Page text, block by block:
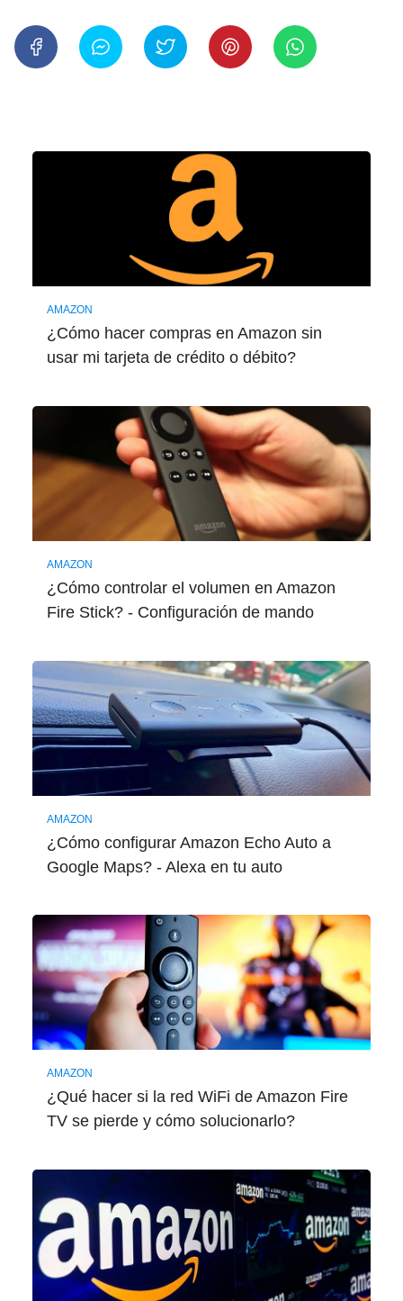
AMAZON
¿Cómo hacer compras en Amazon sin
usar mi tarjeta de crédito o débito?
AMAZON
¿Cómo controlar el volumen en Amazon
Fire Stick? - Configuración de mando
AMAZON
¿Cómo configurar Amazon Echo Auto a
Google Maps? - Alexa en tu auto
AMAZON
¿Qué hacer si la red WiFi de Amazon Fire
TV se pierde y cómo solucionarlo?